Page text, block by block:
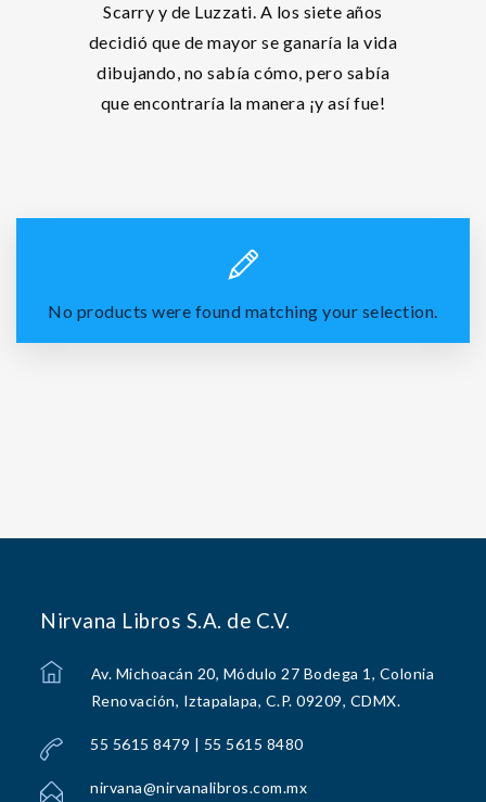
Scarry y de Luzzati. A los siete años
decidió que de mayor se ganaría la vida
dibujando, no sabía cómo, pero sabía
que encontraría la manera ¡y así fue!
No products were found matching your selection.
Nirvana Libros S.A. de C.V.
Av. Michoacán 20, Módulo 27 Bodega 1, Colonia
Renovación, Iztapalapa, C.P. 09209, CDMX.
55 5615 8479 | 55 5615 8480
nirvana@nirvanalibros.com.mx